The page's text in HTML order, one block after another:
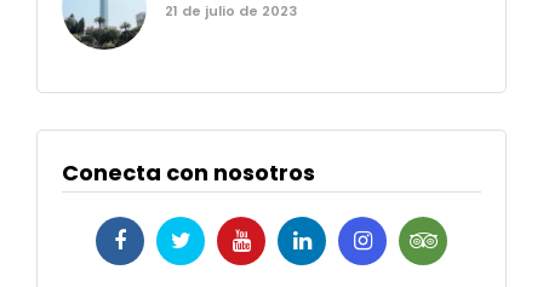
21 de julio de 2023
Conecta con nosotros